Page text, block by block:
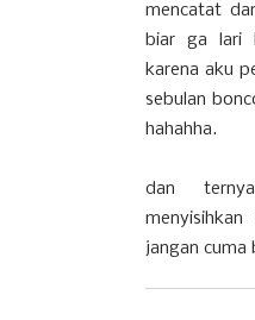
mencatat
biar ga lari
karena aku
sebulan
hahahha.
dan
jangan